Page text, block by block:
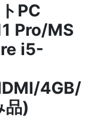
PC
Pro/MS
i5-
4GB/
品)